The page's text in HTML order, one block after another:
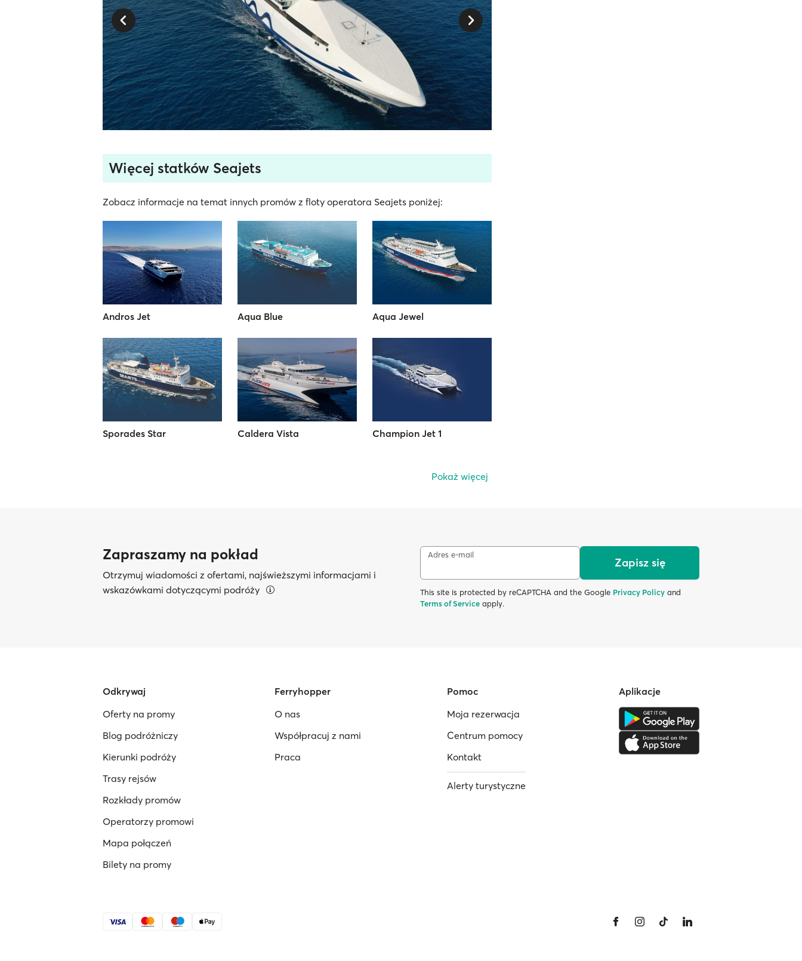
Więcej statków Seajets
Zobacz informacje na temat innych promów z floty operatora Seajets poniżej:
Andros Jet Aqua Blue Aqua Jewel
Sporades Star Caldera Vista Champion Jet 1
Pokaż więcej
Zapraszamy na pokład
Otrzymuj wiadomości z ofertami, najświeższymi informacjami i
wskazówkami dotyczącymi podróży
Adres e-mail
Zapisz się
This site is protected by reCAPTCHA and the Google Privacy Policy and
Terms of Service apply.
Odkrywaj
Oferty na promy
Blog podróżniczy
Kierunki podróży
Trasy rejsów
Rozkłady promów
Operatorzy promowi
Mapa połączeń
Bilety na promy
Ferryhopper
O nas
Współpracuj z nami
Praca
Pomoc
Moja rezerwacja
Centrum pomocy
Kontakt
Alerty turystyczne
Aplikacje